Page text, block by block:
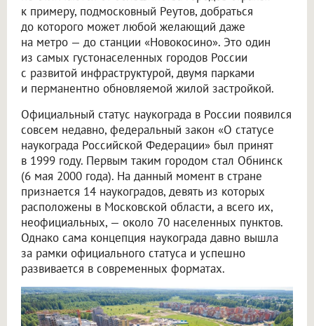
к примеру, подмосковный Реутов, добраться
до которого может любой желающий даже
на метро — до станции «Новокосино». Это один
из самых густонаселенных городов России
с развитой инфраструктурой, двумя парками
и перманентно обновляемой жилой застройкой.
Официальный статус наукограда в России появился
совсем недавно, федеральный закон «О статусе
наукограда Российской Федерации» был принят
в 1999 году. Первым таким городом стал Обнинск
(6 мая 2000 года). На данный момент в стране
признается 14 наукоградов, девять из которых
расположены в Московской области, а всего их,
неофициальных, — около 70 населенных пунктов.
Однако сама концепция наукограда давно вышла
за рамки официального статуса и успешно
развивается в современных форматах.